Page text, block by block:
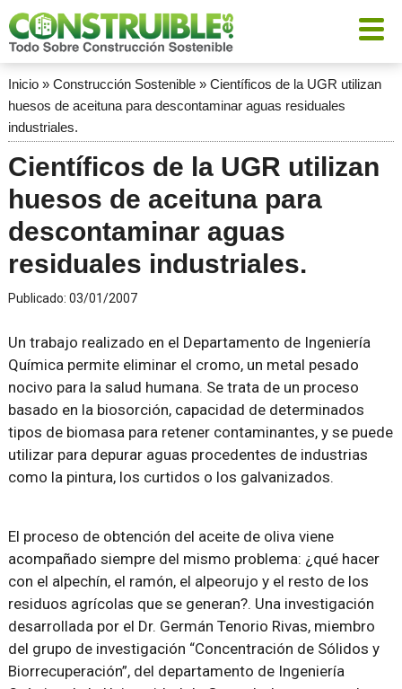
Inicio» Construcción Sostenible» Científicos de la UGR utilizan
huesos de aceituna para descontaminar aguas residuales
industriales.
Científicos de la UGR utilizan
huesos de aceituna para
descontaminar aguas
residuales industriales.
Publicado: 03/01/2007
Un trabajo realizado en el Departamento de Ingeniería
Química permite eliminar el cromo, un metal pesado
nocivo para la salud humana. Se trata de un proceso
basado en la biosorción, capacidad de determinados
tipos de biomasa para retener contaminantes, y se puede
utilizar para depurar aguas procedentes de industrias
como la pintura, los curtidos o los galvanizados.
El proceso de obtención del aceite de oliva viene
acompañado siempre del mismo problema: ¿qué hacer
con el alpechín, el ramón, el alpeorujo y el resto de los
residuos agrícolas que se generan?. Una investigación
desarrollada por el Dr. Germán Tenorio Rivas, miembro
del grupo de investigación “Concentración de Sólidos y
Biorrecuperación”, del departamento de Ingeniería